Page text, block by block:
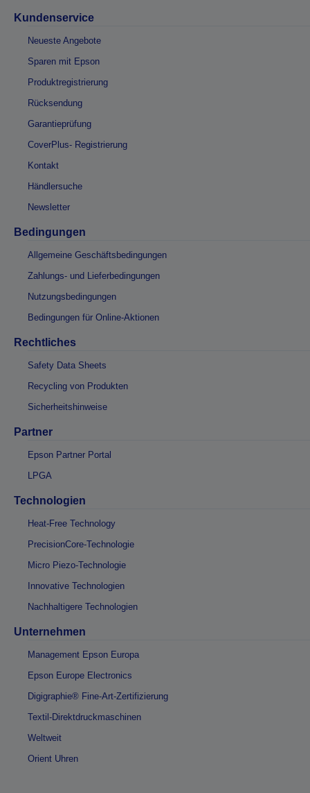
Kundenservice
Neueste Angebote
Sparen mit Epson
Produktregistrierung
Rücksendung
Garantieprüfung
CoverPlus- Registrierung
Kontakt
Händlersuche
Newsletter
Bedingungen
Allgemeine Geschäftsbedingungen
Zahlungs- und Lieferbedingungen
Nutzungsbedingungen
Bedingungen für Online-Aktionen
Rechtliches
Safety Data Sheets
Recycling von Produkten
Sicherheitshinweise
Partner
Epson Partner Portal
LPGA
Technologien
Heat-Free Technology
PrecisionCore-Technologie
Micro Piezo-Technologie
Innovative Technologien
Nachhaltigere Technologien
Unternehmen
Management Epson Europa
Epson Europe Electronics
Digigraphie® Fine-Art-Zertifizierung
Textil-Direktdruckmaschinen
Weltweit
Orient Uhren